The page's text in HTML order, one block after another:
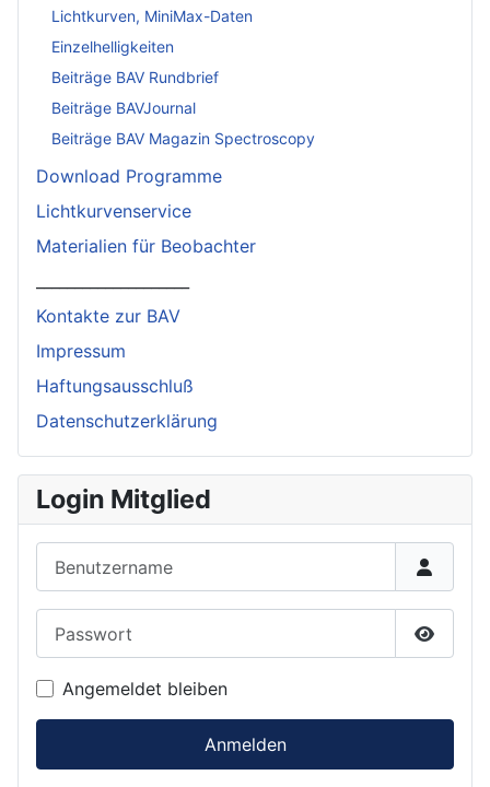
Lichtkurven, MiniMax-Daten
Einzelhelligkeiten
Beiträge BAV Rundbrief
Beiträge BAVJournal
Beiträge BAV Magazin Spectroscopy
Download Programme
Lichtkurvenservice
Materialien für Beobachter
Kontakte zur BAV
Impressum
Haftungsausschluß
Datenschutzerklärung
Login Mitglied
Angemeldet bleiben
Anmelden